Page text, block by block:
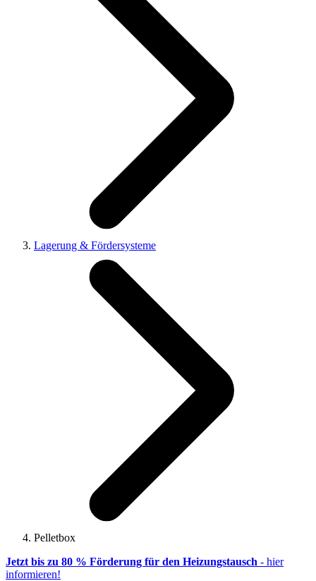
Lagerung & Fördersysteme
Pelletbox
Jetzt bis zu 80 % Förderung für den Heizungstausch - hier
informieren!